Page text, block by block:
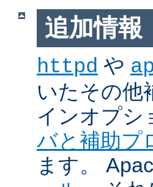
追加情報
httpd や
いたその他
インオプシ
バと補助プ
ます。